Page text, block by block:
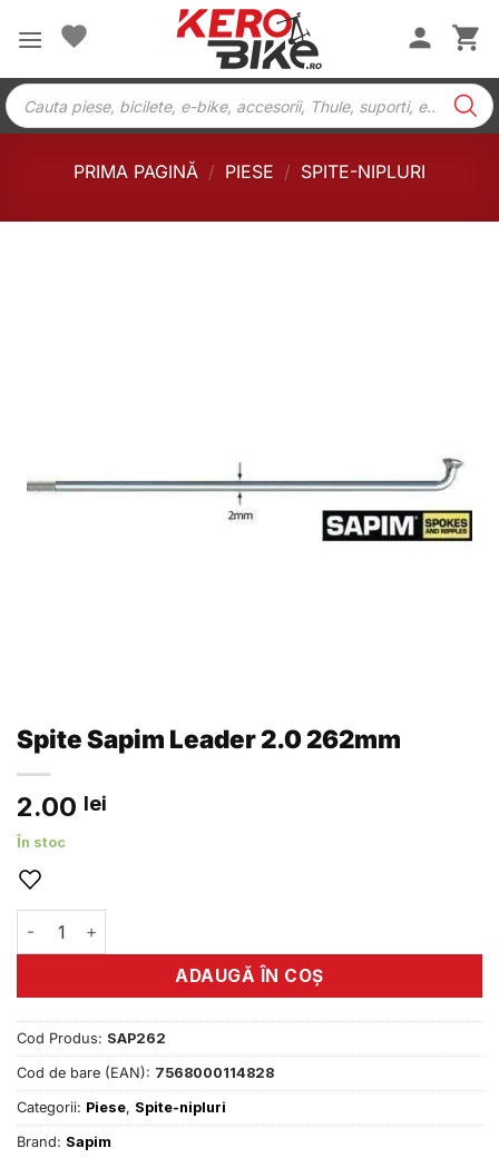
Products
search
PRIMA PAGINĂ / PIESE / SPITE-NIPLURI
Spite Sapim Leader 2.0 262mm
2.00 lei
În stoc
Cantitate Spite Sapim Leader 2.0 262mm
ADAUGĂ ÎN COȘ
Cod Produs: SAP262
Cod de bare (EAN): 7568000114828
Categorii: Piese, Spite-nipluri
Brand: Sapim